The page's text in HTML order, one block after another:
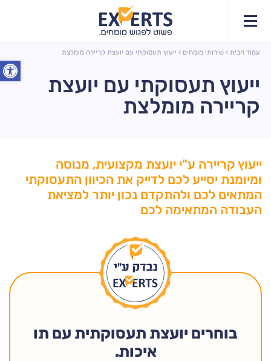
פתח
עמוד הבית שירותי מומחים ייעוץ תעסוקתי עם יועצת קריירה מומלצת
ייעוץ תעסוקתי עם יועצת
קריירה מומלצת
ייעוץ קריירה ע"י יועצת מקצועית, מנוסה
ומיומנת יסייע לכם לדייק את הכיוון התעסוקתי
המתאים לכם ולהתקדם נכון יותר למציאת
העבודה המתאימה לכם
בוחרים יועצת תעסוקתית עם תו
איכות.